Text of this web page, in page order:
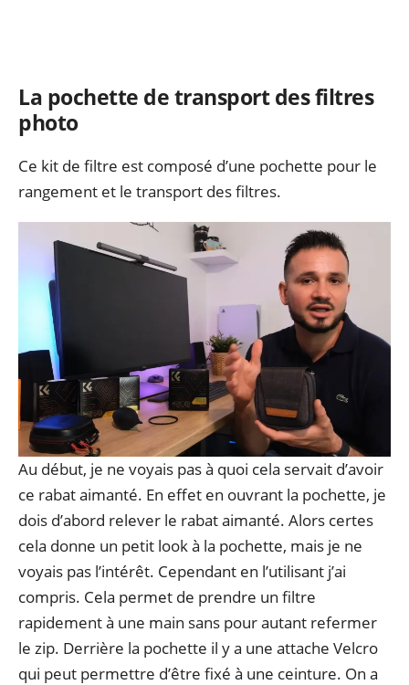
La pochette de transport des filtres
photo
Ce kit de filtre est composé d’une pochette pour le
rangement et le transport des filtres.
Au début, je ne voyais pas à quoi cela servait d’avoir
ce rabat aimanté. En effet en ouvrant la pochette, je
dois d’abord relever le rabat aimanté. Alors certes
cela donne un petit look à la pochette, mais je ne
voyais pas l’intérêt. Cependant en l’utilisant j’ai
compris. Cela permet de prendre un filtre
rapidement à une main sans pour autant refermer
le zip. Derrière la pochette il y a une attache Velcro
qui peut permettre d’être fixé à une ceinture. On a